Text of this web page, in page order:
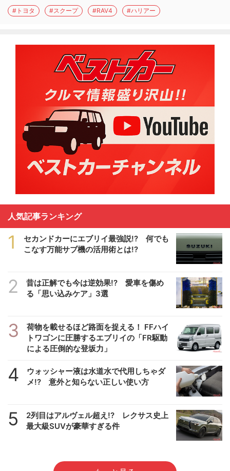
#トヨタ #スクープ #RAV4 #ハリアー
人気記事ランキング
1
セカンドカーにエブリイ最強説!? 何でも
こなす万能サブ機の活用術とは!?
2
昔は正解でも今は逆効果!? 愛車を傷め
る「思い込みケア」3選
3
荷物を載せるほど路面を捉える！ FFハイ
トワゴンに圧勝するエブリイの「FR駆動
による圧倒的な登坂力」
4
ウォッシャー液は水道水で代用しちゃダ
メ!? 意外と知らない正しい使い方
5
2列目はアルヴェル超え!? レクサス史上
最大級SUVが豪華すぎる件